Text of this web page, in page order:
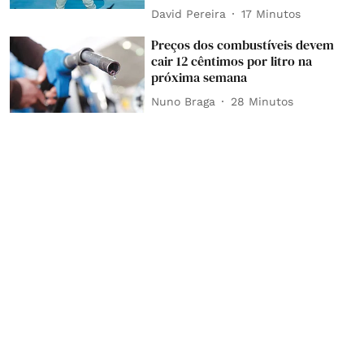
David Pereira 17 Minutos
Preços dos combustíveis devem
cair 12 cêntimos por litro na
próxima semana
Nuno Braga 28 Minutos